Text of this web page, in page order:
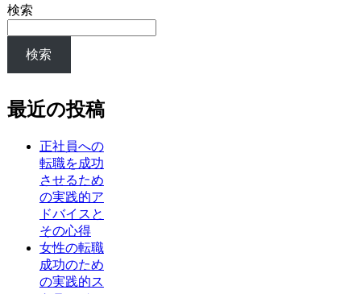
検索
検索
最近の投稿
正社員への
転職を成功
させるため
の実践的ア
ドバイスと
その心得
女性の転職
成功のため
の実践的ス